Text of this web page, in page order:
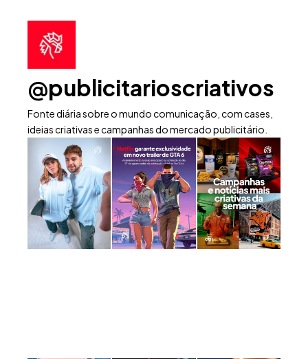
@publicitarioscriativos
Fonte diária sobre o mundo comunicação, com cases,
ideias criativas e campanhas do mercado publicitário.